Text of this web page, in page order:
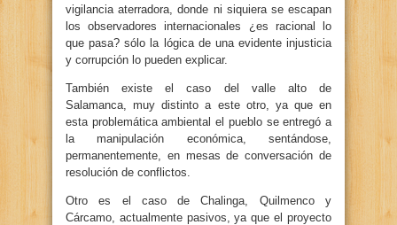
vigilancia aterradora, donde ni siquiera se escapan
los observadores internacionales ¿es racional lo
que pasa? sólo la lógica de una evidente injusticia
y corrupción lo pueden explicar.
También existe el caso del valle alto de
Salamanca, muy distinto a este otro, ya que en
esta problemática ambiental el pueblo se entregó a
la manipulación económica, sentándose,
permanentemente, en mesas de conversación de
resolución de conflictos.
Otro es el caso de Chalinga, Quilmenco y
Cárcamo, actualmente pasivos, ya que el proyecto